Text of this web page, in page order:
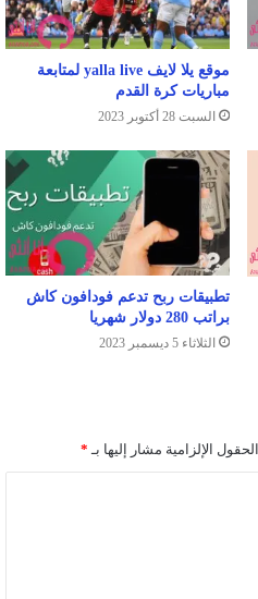
موقع يلا لايف yalla live لمتابعة
مباريات كرة القدم
السبت 28 أكتوبر 2023
تطبيقات ربح تدعم فودافون كاش
براتب 280 دولار شهريا
الثلاثاء 5 ديسمبر 2023
الحقول الإلزامية مشار إليها بـ *